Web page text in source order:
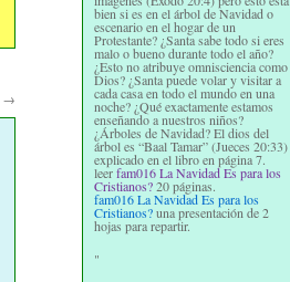
→
bien si es en el árbol de Navidad o
escenario en el hogar de un
Protestante? ¿Santa sabe todo si eres
malo o bueno durante todo el año?
¿Esto no atribuye omnisciencia como
Dios? ¿Santa puede volar y visitar a
cada casa en todo el mundo en una
noche? ¿Qué exactamente estamos
enseñando a nuestros niños?
¿Árboles de Navidad? El dios del
árbol es “Baal Tamar” (Jueces 20:33)
explicado en el libro en página 7.
leerfam016 La Navidad Es para los
Cristianos?20 páginas.
fam016 La Navidad Es para los
Cristianos?una presentación de 2
hojas para repartir.
"